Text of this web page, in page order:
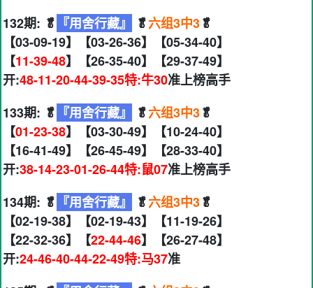
132期: 🥬 『用舍行藏』 🥬六组3中3🥬
【03-09-19】【03-26-36】【05-34-40】
【11-39-48】【26-35-40】【29-37-49】
开:48-11-20-44-39-35特:牛30准上榜高手
133期: 🥬 『用舍行藏』 🥬六组3中3🥬
【01-23-38】【03-30-49】【10-24-40】
【16-41-49】【26-45-49】【28-33-40】
开:38-14-23-01-26-44特:鼠07准上榜高手
134期: 🥬 『用舍行藏』 🥬六组3中3🥬
【02-19-38】【02-19-43】【11-19-26】
【22-32-36】【22-44-46】【26-27-48】
开:24-46-40-44-22-49特:马37准